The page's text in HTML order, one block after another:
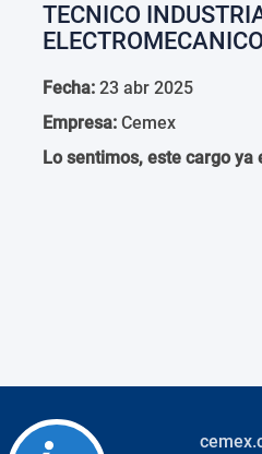
TECNICO
ELECTROMECANICO
Fecha: 23 abr 2025
Empresa: Cemex
Lo sentimos, este cargo ya